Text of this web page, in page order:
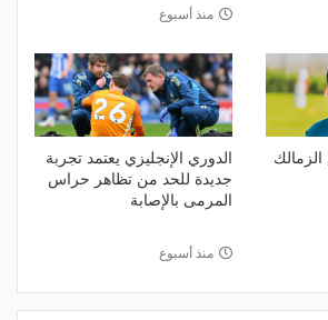
منذ أسبوع
الدوري الإنجليزي يعتمد تجربة
جديدة للحد من تظاهر حراس
المرمى بالإصابة
منذ أسبوع